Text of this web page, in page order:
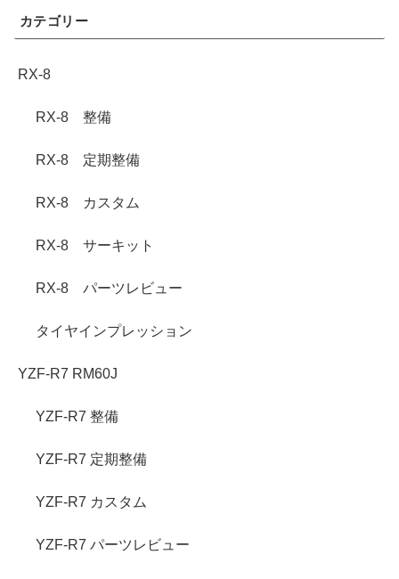
カテゴリー
RX-8
RX-8 整備
RX-8 定期整備
RX-8 カスタム
RX-8 サーキット
RX-8 パーツレビュー
タイヤインプレッション
YZF-R7 RM60J
YZF-R7 整備
YZF-R7 定期整備
YZF-R7 カスタム
YZF-R7 パーツレビュー